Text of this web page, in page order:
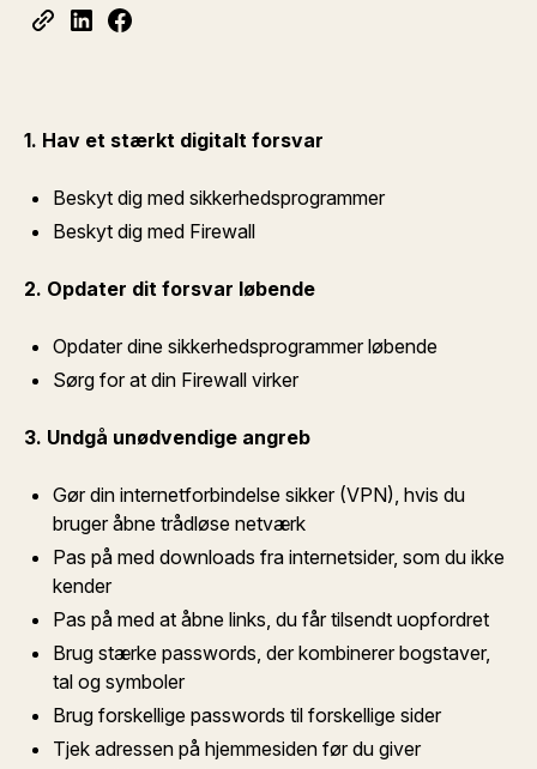
1. Hav et stærkt digitalt forsvar
Beskyt dig med sikkerhedsprogrammer
Beskyt dig med Firewall
2. Opdater dit forsvar løbende
Opdater dine sikkerhedsprogrammer løbende
Sørg for at din Firewall virker
3. Undgå unødvendige angreb
Gør din internetforbindelse sikker (VPN), hvis du
bruger åbne trådløse netværk
Pas på med downloads fra internetsider, som du ikke
kender
Pas på med at åbne links, du får tilsendt uopfordret
Brug stærke passwords, der kombinerer bogstaver,
tal og symboler
Brug forskellige passwords til forskellige sider
Tjek adressen på hjemmesiden før du giver